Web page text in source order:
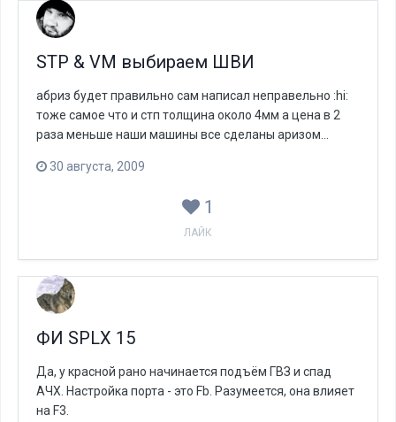
STP & VM выбираем ШВИ
абриз будет правильно сам написал неправельно :hi:
тоже самое что и стп толщина около 4мм а цена в 2
раза меньше наши машины все сделаны аризом...
30 августа, 2009
1
ЛАЙК
ФИ SPLX 15
Да, у красной рано начинается подъём ГВЗ и спад
АЧХ. Настройка порта - это Fb. Разумеется, она влияет
на F3.